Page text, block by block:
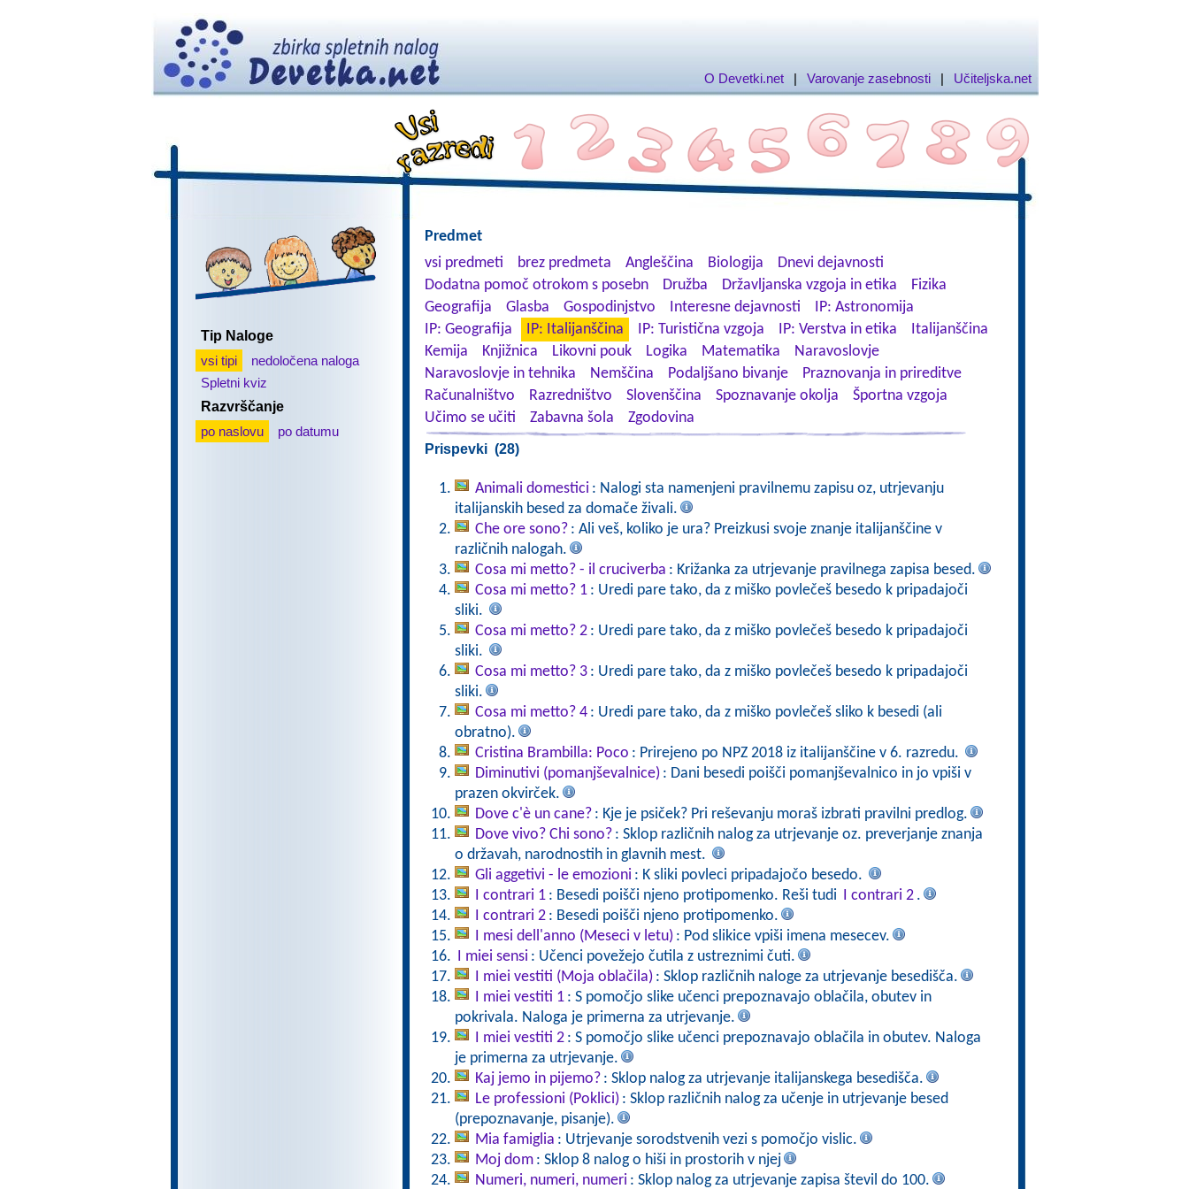
O Devetki.net | Varovanje zasebnosti | Učiteljska.net
Tip Naloge
vsi tipi
nedoločena naloga
Spletni kviz
Razvrščanje
po naslovu
po datumu
Predmet
vsi predmeti
brez predmeta Angleščina Biologija
Dnevi dejavnosti
Dodatna pomoč otrokom s posebn
Družba Državljanska vzgoja in etika
Fizika
Geografija
Glasba Gospodinjstvo Interesne dejavnosti
IP: Astronomija
IP: Geografija
IP: Italijanščina IP: Turistična vzgoja IP: Verstva in etika
Italijanščina
Kemija
Knjižnica Likovni pouk Logika Matematika
Naravoslovje
Naravoslovje in tehnika
Nemščina Podaljšano bivanje
Praznovanja in prireditve
Računalništvo
Razredništvo Slovenščina Spoznavanje okolja
Športna vzgoja
Učimo se učiti
Zabavna šola Zgodovina
Prispevki (28)
Animali domestici : Nalogi sta namenjeni pravilnemu zapisu oz, utrjevanju
italijanskih besed za domače živali.
Che ore sono? : Ali veš, koliko je ura? Preizkusi svoje znanje italijanščine v
različnih nalogah.
Cosa mi metto? - il cruciverba : Križanka za utrjevanje pravilnega zapisa besed.
Cosa mi metto? 1 : Uredi pare tako, da z miško povlečeš besedo k pripadajoči
sliki.
Cosa mi metto? 2 : Uredi pare tako, da z miško povlečeš besedo k pripadajoči
sliki.
Cosa mi metto? 3 : Uredi pare tako, da z miško povlečeš besedo k pripadajoči
sliki.
Cosa mi metto? 4 : Uredi pare tako, da z miško povlečeš sliko k besedi (ali
obratno).
Cristina Brambilla: Poco : Prirejeno po NPZ 2018 iz italijanščine v 6. razredu.
Diminutivi (pomanjševalnice) : Dani besedi poišči pomanjševalnico in jo vpiši v
prazen okvirček.
Dove c'è un cane? : Kje je psiček? Pri reševanju moraš izbrati pravilni predlog.
Dove vivo? Chi sono? : Sklop različnih nalog za utrjevanje oz. preverjanje znanja
o državah, narodnostih in glavnih mest.
Gli aggetivi - le emozioni : K sliki povleci pripadajočo besedo.
I contrari 1 : Besedi poišči njeno protipomenko. Reši tudi I contrari 2 .
I contrari 2 : Besedi poišči njeno protipomenko.
I mesi dell'anno (Meseci v letu) : Pod slikice vpiši imena mesecev.
I miei sensi : Učenci povežejo čutila z ustreznimi čuti.
I miei vestiti (Moja oblačila) : Sklop različnih naloge za utrjevanje besedišča.
I miei vestiti 1 : S pomočjo slike učenci prepoznavajo oblačila, obutev in
pokrivala. Naloga je primerna za utrjevanje.
I miei vestiti 2 : S pomočjo slike učenci prepoznavajo oblačila in obutev. Naloga
je primerna za utrjevanje.
Kaj jemo in pijemo? : Sklop nalog za utrjevanje italijanskega besedišča.
Le professioni (Poklici) : Sklop različnih nalog za učenje in utrjevanje besed
(prepoznavanje, pisanje).
Mia famiglia : Utrjevanje sorodstvenih vezi s pomočjo vislic.
Moj dom : Sklop 8 nalog o hiši in prostorih v njej
Numeri, numeri, numeri : Sklop nalog za utrjevanje zapisa števil do 100.